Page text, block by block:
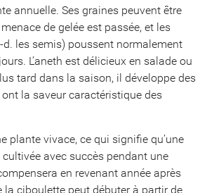
annuelle. Ses graines peuvent être
de gelée est passée, et les
les semis) poussent normalement
L’aneth est délicieux en salade ou
tard dans la saison, il développe des
la saveur caractéristique des
plante vivace, ce qui signifie qu’une
cultivée avec succès pendant une
en revenant année après
la ciboulette peut débuter à partir de